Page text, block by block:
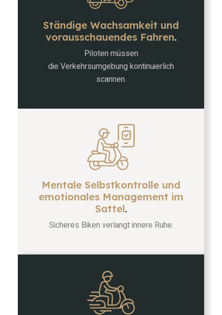
Ständige Wachsamkeit und
vorausschauendes Fahren.
Piloten müssen
die Verkehrsumgebung kontinuierlich
scannen.
Mentale Selbstkontrolle und
emotionales Management im
Sattel.
Sicheres Biken verlangt innere Ruhe.